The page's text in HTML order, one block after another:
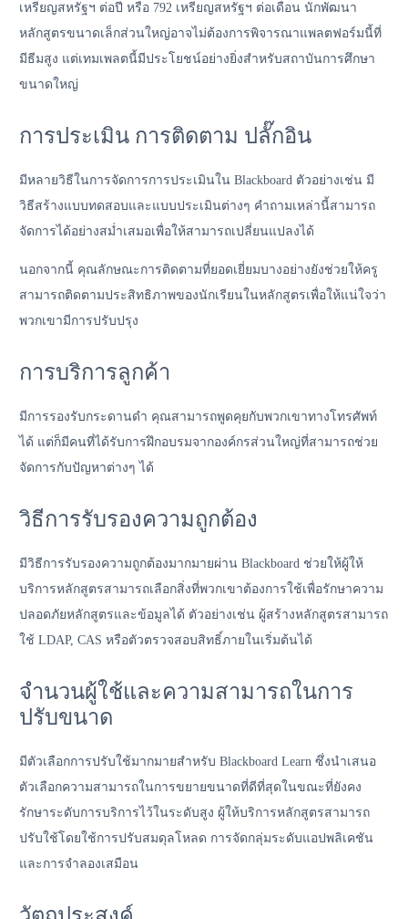
เหรียญสหรัฐฯ ต่อปี หรือ 792 เหรียญสหรัฐฯ ต่อเดือน นักพัฒนา
หลักสูตรขนาดเล็กส่วนใหญ่อาจไม่ต้องการพิจารณาแพลตฟอร์มนี้ที่
มีธีมสูง แต่เทมเพลตนี้มีประโยชน์อย่างยิ่งสำหรับสถาบันการศึกษา
ขนาดใหญ่
การประเมิน การติดตาม ปลั๊กอิน
มีหลายวิธีในการจัดการการประเมินใน Blackboard ตัวอย่างเช่น มี
วิธีสร้างแบบทดสอบและแบบประเมินต่างๆ คำถามเหล่านี้สามารถ
จัดการได้อย่างสม่ำเสมอเพื่อให้สามารถเปลี่ยนแปลงได้
นอกจากนี้ คุณลักษณะการติดตามที่ยอดเยี่ยมบางอย่างยังช่วยให้ครู
สามารถติดตามประสิทธิภาพของนักเรียนในหลักสูตรเพื่อให้แน่ใจว่า
พวกเขามีการปรับปรุง
การบริการลูกค้า
มีการรองรับกระดานดำ คุณสามารถพูดคุยกับพวกเขาทางโทรศัพท์
ได้ แต่ก็มีคนที่ได้รับการฝึกอบรมจากองค์กรส่วนใหญ่ที่สามารถช่วย
จัดการกับปัญหาต่างๆ ได้
วิธีการรับรองความถูกต้อง
มีวิธีการรับรองความถูกต้องมากมายผ่าน Blackboard ช่วยให้ผู้ให้
บริการหลักสูตรสามารถเลือกสิ่งที่พวกเขาต้องการใช้เพื่อรักษาความ
ปลอดภัยหลักสูตรและข้อมูลได้ ตัวอย่างเช่น ผู้สร้างหลักสูตรสามารถ
ใช้ LDAP, CAS หรือตัวตรวจสอบสิทธิ์ภายในเริ่มต้นได้
จำนวนผู้ใช้และความสามารถในการ
ปรับขนาด
มีตัวเลือกการปรับใช้มากมายสำหรับ Blackboard Learn ซึ่งนำเสนอ
ตัวเลือกความสามารถในการขยายขนาดที่ดีที่สุดในขณะที่ยังคง
รักษาระดับการบริการไว้ในระดับสูง ผู้ให้บริการหลักสูตรสามารถ
ปรับใช้โดยใช้การปรับสมดุลโหลด การจัดกลุ่มระดับแอปพลิเคชัน
และการจำลองเสมือน